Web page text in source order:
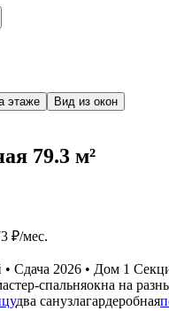
этаже Вид из окон
79.3 м²
₽/мес.
Сдача 2026 • Дом 1
спальняокна на
два санузлагардеробная